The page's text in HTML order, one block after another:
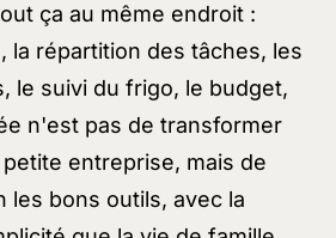
ça au même endroit :
la répartition des tâches, les
le suivi du frigo, le budget,
n'est pas de transformer
entreprise, mais de
les bons outils, avec la